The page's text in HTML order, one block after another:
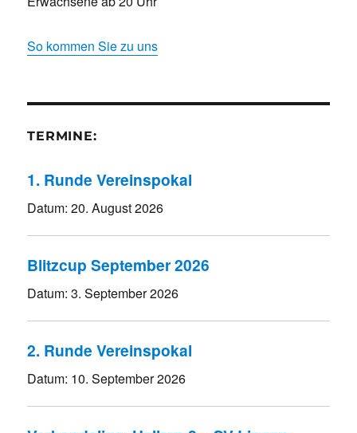
So kommen Sie zu uns
TERMINE:
1. Runde Vereinspokal
Datum:20. August 2026
Blitzcup September 2026
Datum:3. September 2026
2. Runde Vereinspokal
Datum: 10. September 2026